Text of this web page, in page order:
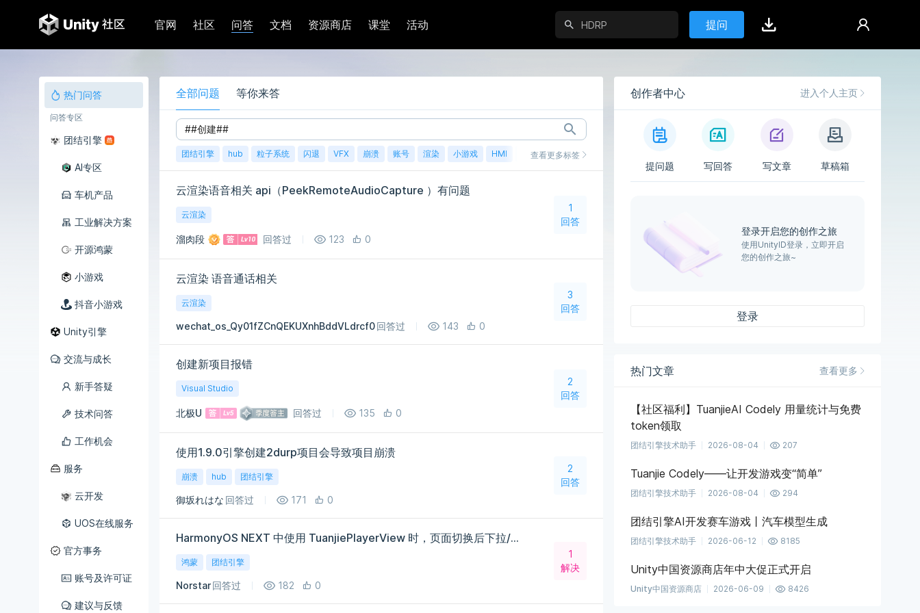
官网 社区 问答 文档 资源商店 课堂 活动 提问
热门问答
问答专区
团结引擎
AI专区
车机产品
工业解决方案
开源鸿蒙
小游戏
抖音小游戏
Unity引擎
交流与成长
新手答疑
技术问答
工作机会
服务
云开发
UOS在线服务
官方事务
账号及许可证
建议与反馈
全部问题 等你来答
团结引擎 hub 粒子系统 闪退 VFX 崩溃 账号 渲染 小游戏 HMI 鸿蒙查看更多标签
云渲染语音相关 api（PeekRemoteAudioCapture ）有问题
云渲染
溜肉段 回答过 123 0
1
回答
云渲染 语音通话相关
云渲染
wechat_os_Qy01fZCnQEKUXnhBddVLdrcf0回答过 143 0
3
回答
创建新项目报错
Visual Studio
北极U 回答过 135 0
2
回答
使用1.9.0引擎创建2durp项目会导致项目崩溃
崩溃 hub 团结引擎
御坂れはな 回答过 171 0
2
回答
HarmonyOS NEXT 中使用 TuanjiePlayerView 时，页面切换后下拉/收起状态栏后，当前横屏页面被强制切换为竖屏
鸿蒙 团结引擎
Norstar回答过 182 0
1
解决
创作者中心 进入个人主页
提问题 写回答 写文章 草稿箱
登录开启您的创作之旅
使用UnityID登录，立即开启
您的创作之旅~
登录
热门文章 查看更多
【社区福利】TuanjieAI Codely 用量统计与免费
token领取
团结引擎技术助手 2026-08-04 207
Tuanjie Codely——让开发游戏变“简单”
团结引擎技术助手 2026-08-04 294
团结引擎AI开发赛车游戏丨汽车模型生成
团结引擎技术助手 2026-06-12 8185
Unity中国资源商店年中大促正式开启
Unity中国资源商店 2026-06-09 8426